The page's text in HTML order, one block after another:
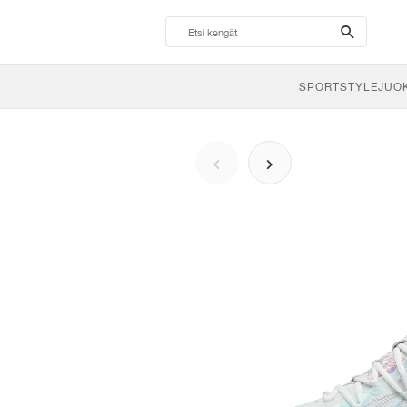
search-
btn
SPORTSTYLE